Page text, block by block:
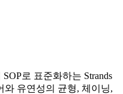
로 표준화하는 Strands
와 유연성의 균형, 체이닝,